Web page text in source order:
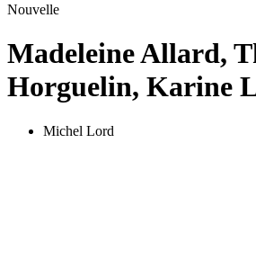
Nouvelle
Madeleine Allard,
Horguelin, Karine
Michel Lord